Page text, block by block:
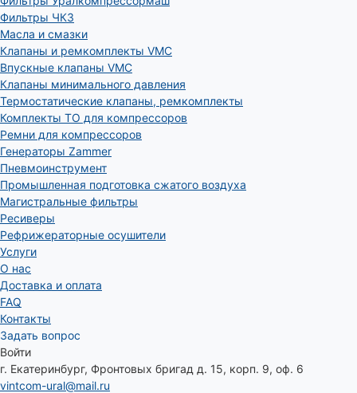
Фильтры ЧКЗ
Масла и смазки
Клапаны и ремкомплекты VMC
Впускные клапаны VMC
Клапаны минимального давления
Термостатические клапаны, ремкомплекты
Комплекты ТО для компрессоров
Ремни для компрессоров
Генераторы Zammer
Пневмоинструмент
Промышленная подготовка сжатого воздуха
Магистральные фильтры
Ресиверы
Рефрижераторные осушители
Услуги
О нас
Доставка и оплата
FAQ
Контакты
Задать вопрос
Войти
г. Екатеринбург, Фронтовых бригад д. 15, корп. 9, оф. 6
vintcom-ural@mail.ru